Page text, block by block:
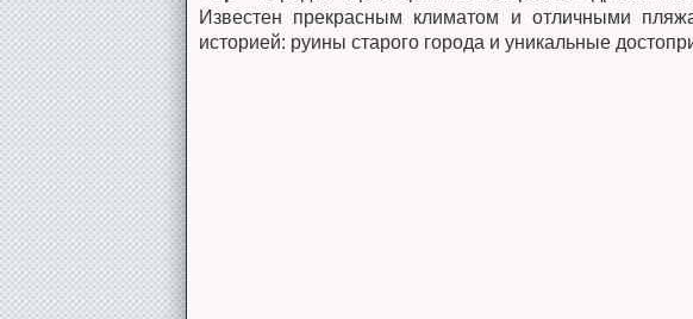
Известен прекрасным климатом и отличными
историей: руины старого города и уникальные